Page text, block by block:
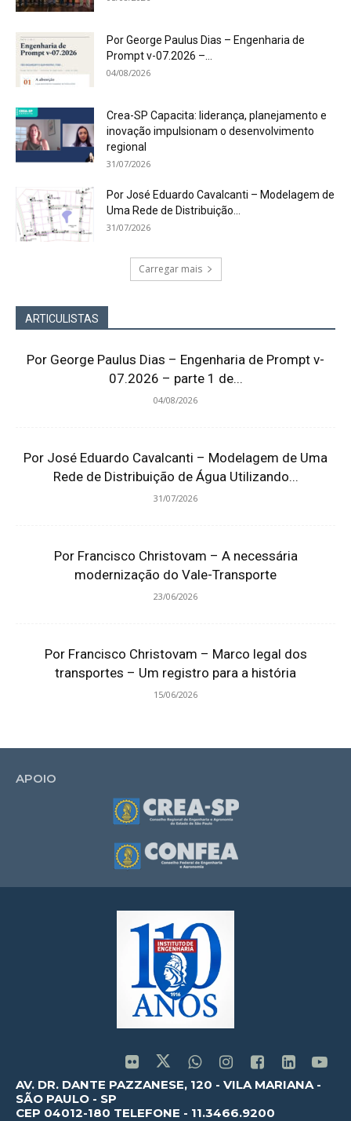
Por George Paulus Dias – Engenharia de
Prompt v-07.2026 –...
04/08/2026
Crea-SP Capacita: liderança, planejamento e
inovação impulsionam o desenvolvimento
regional
31/07/2026
Por José Eduardo Cavalcanti – Modelagem de
Uma Rede de Distribuição...
31/07/2026
Carregar mais
ARTICULISTAS
Por George Paulus Dias – Engenharia de Prompt v-
07.2026 – parte 1 de...
04/08/2026
Por José Eduardo Cavalcanti – Modelagem de Uma
Rede de Distribuição de Água Utilizando...
31/07/2026
Por Francisco Christovam – A necessária
modernização do Vale-Transporte
23/06/2026
Por Francisco Christovam – Marco legal dos
transportes – Um registro para a história
15/06/2026
APOIO
AV. DR. DANTE PAZZANESE, 120 - VILA MARIANA -
SÃO PAULO - SP
CEP 04012-180 TELEFONE - 11.3466.9200